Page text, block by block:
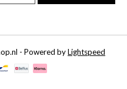
- Powered byLightspeed